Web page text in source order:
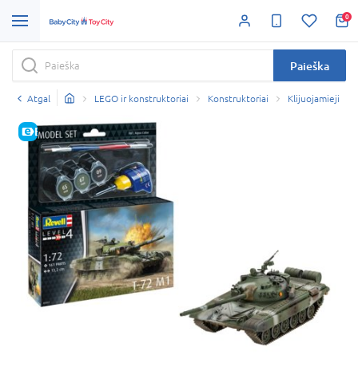
0
Paieška
Atgal LEGO ir konstruktoriai Konstruktoriai Klijuojamieji
E-KAINA